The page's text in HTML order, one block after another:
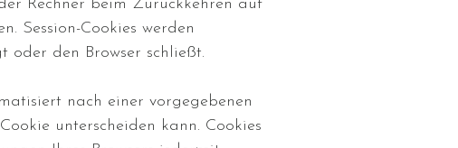
Rechner beim Zurückkehren auf
Session-Cookies werden
oder den Browser schließt.
nach einer vorgegebenen
unterscheiden kann. Cookies